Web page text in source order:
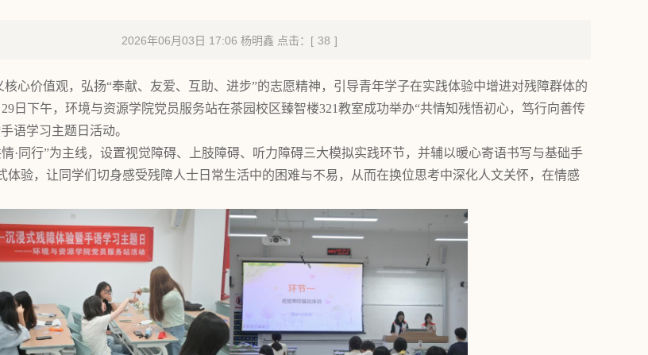
2026年06月03日 17:06 杨明鑫 点击：[ 38 ]
核心价值观，弘扬“奉献、友爱、互助、进步”的志愿精神，引导青年学子在实践体验中增进对残障群体的
日下午，环境与资源学院党员服务站在茶园校区臻智楼321教室成功举办“共情知残悟初心，笃行向善传
语学习主题日活动。
情·同行”为主线，设置视觉障碍、上肢障碍、听力障碍三大模拟实践环节，并辅以暖心寄语书写与基础手
体验，让同学们切身感受残障人士日常生活中的困难与不易，从而在换位思考中深化人文关怀，在情感